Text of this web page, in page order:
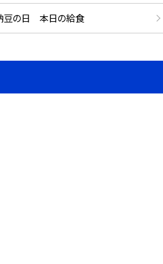
納豆の日 本日の給食